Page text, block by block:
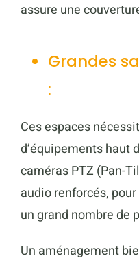
assure une
Grandes
:
Ces espaces
d’équipements haut
caméras PTZ (Pan-
audio renforcés,
un grand nombre de
Un aménagement